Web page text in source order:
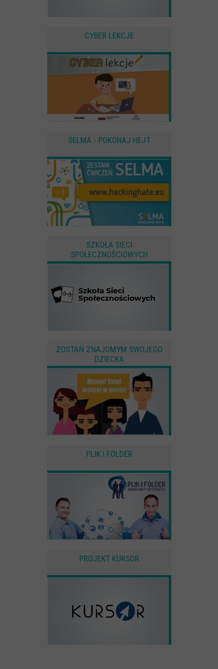
CYBER LEKCJE
SELMA - POKONAJ HEJT
SZKOŁA SIECI
SPOŁECZNOŚCIOWYCH
ZOSTAŃ ZNAJOMYM SWOJEGO
DZIECKA
PLIK I FOLDER
PROJEKT KURSOR